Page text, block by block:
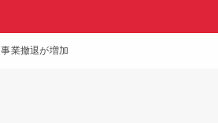
事業撤退が増加